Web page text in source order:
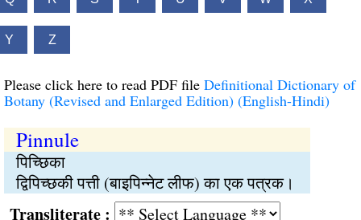
Y Z
Please click here to read PDF file Definitional Dictionary of
Botany (Revised and Enlarged Edition) (English-Hindi)
Pinnule
पिच्छिका
द्विपिच्छकी पत्ती (बाइपिन्नेट लीफ) का एक पत्रक।
: